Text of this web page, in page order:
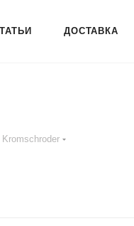
ДОСТАВКА